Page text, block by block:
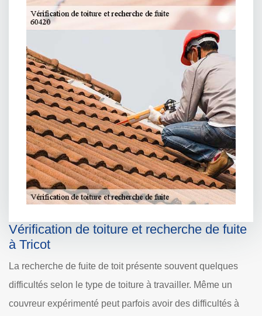
Vérification de toiture et recherche de fuite
à Tricot
La recherche de fuite de toit présente souvent quelques
difficultés selon le type de toiture à travailler. Même un
couvreur expérimenté peut parfois avoir des difficultés à